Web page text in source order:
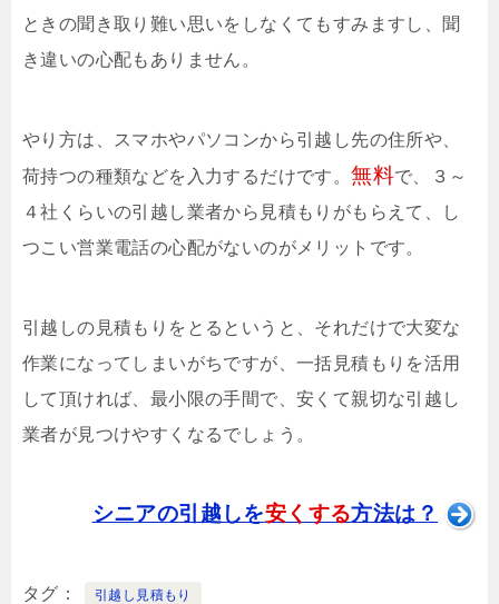
ときの聞き取り難い思いをしなくてもすみますし、聞
き違いの心配もありません。
やり方は、スマホやパソコンから引越し先の住所や、
荷持つの種類などを入力するだけです。無料で、３～
４社くらいの引越し業者から見積もりがもらえて、し
つこい営業電話の心配がないのがメリットです。
引越しの見積もりをとるというと、それだけで大変な
作業になってしまいがちですが、一括見積もりを活用
して頂ければ、最小限の手間で、安くて親切な引越し
業者が見つけやすくなるでしょう。
シニアの引越しを安くする方法は？
タグ 引越し見積もり